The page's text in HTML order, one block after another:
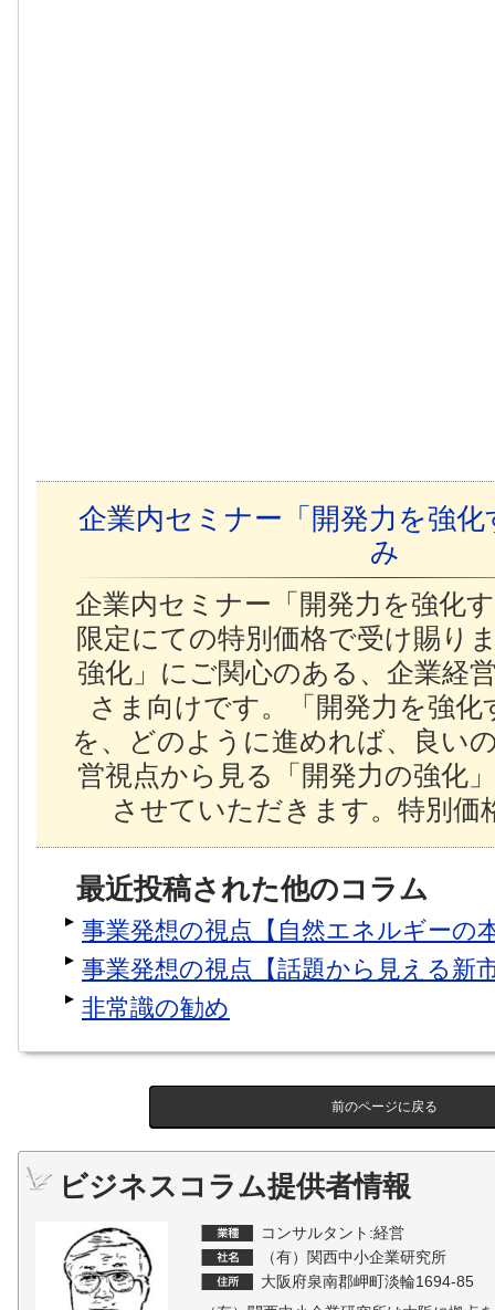
企業内セミナー「開発力を強
み
企業内セミナー「開発力を強化
限定にての特別価格で受け賜り
強化」にご関心のある、企業経
さま向けです。「開発力を強化
を、どのように進めれば、良い
営視点から見る「開発力の強化
させていただきます。特別
最近投稿された他のコラム
事業発想の視点【自然エネルギーの
事業発想の視点【話題から見える新
非常識の勧め
前のページに戻る
ビジネスコラム提供者情報
コンサルタント:経営
（有）関西中小企業研究所
大阪府泉南郡岬町淡輪1694-85